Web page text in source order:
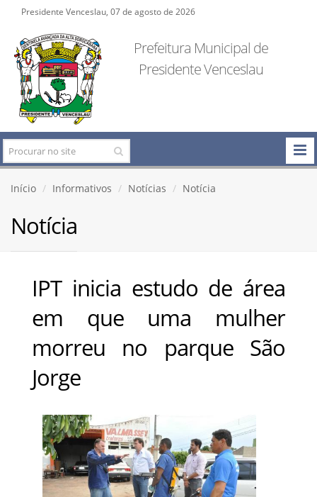
Presidente Venceslau, 07 de agosto de 2026
Prefeitura Municipal de
Presidente Venceslau
Início Informativos Notícias Notícia
Notícia
IPT inicia estudo de área
em que uma mulher
morreu no parque São
Jorge